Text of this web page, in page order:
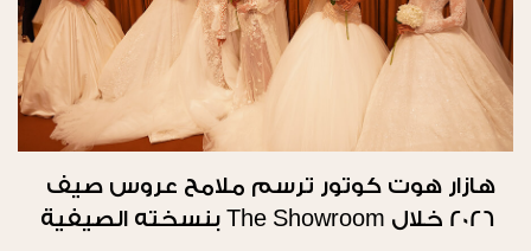
هازار هوت كوتور ترسم ملامح عروس صيف
2026 خلال The Showroom بنسخته الصيفية